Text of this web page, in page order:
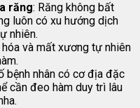
răng: Răng không bất
luôn có xu hướng dịch
nhiên.
và mất xương tự nhiên
bệnh nhân có cơ địa đặc
cần đeo hàm duy trì lâu